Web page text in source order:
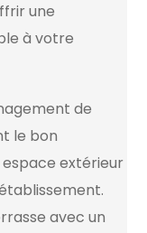
une
à votre
de
le bon
extérieur
avec un